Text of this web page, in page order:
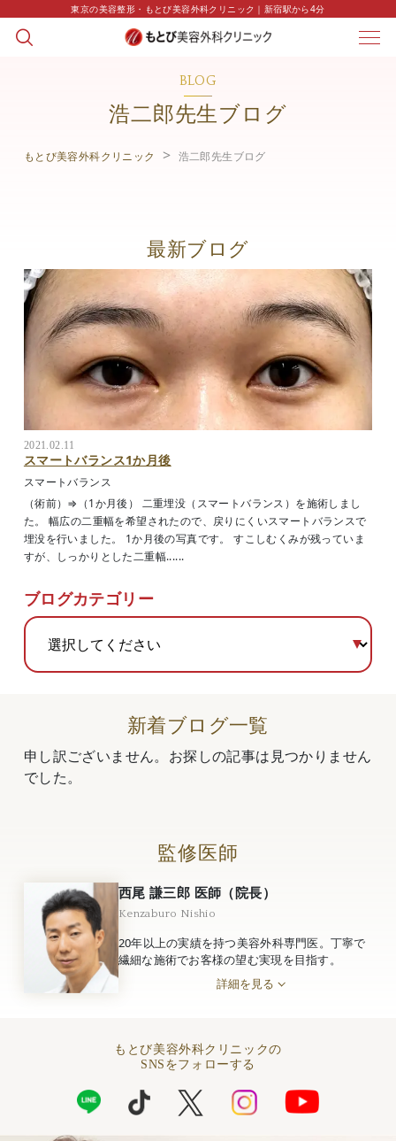
東京の美容整形・もとび美容外科クリニック｜新宿駅から4分
BLOG
浩二郎先生ブログ
もとび美容外科クリニック 浩二郎先生ブログ
最新ブログ
2021.02.11
スマートバランス1か月後
スマートバランス
（術前）⇒（1か月後） 二重埋没（スマートバランス）を施術しまし
た。 幅広の二重幅を希望されたので、戻りにくいスマートバランスで
埋没を行いました。 1か月後の写真です。 すこしむくみが残っていま
すが、しっかりとした二重幅......
ブログカテゴリー
新着ブログ一覧
申し訳ございません。お探しの記事は見つかりません
でした。
監修医師
西尾 謙三郎 医師（院長）
Kenzaburo Nishio
20年以上の実績を持つ美容外科専門医。丁寧で
繊細な施術でお客様の望む実現を目指す。
詳細を見る
もとび美容外科クリニックの
SNSをフォローする